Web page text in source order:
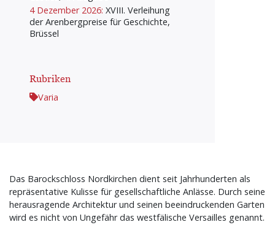
4 Dezember 2026: XVIII. Verleihung
der Arenbergpreise für Geschichte,
Brüssel
Rubriken
Varia
Das Barockschloss Nordkirchen dient seit Jahrhunderten als
repräsentative Kulisse für gesellschaftliche Anlässe. Durch seine
herausragende Architektur und seinen beeindruckenden Garten
wird es nicht von Ungefähr das westfälische Versailles genannt.